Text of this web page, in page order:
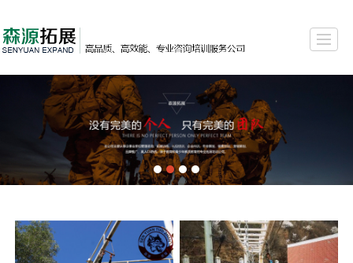
关于森源 经典项目 红色教育 少年军校夏令营